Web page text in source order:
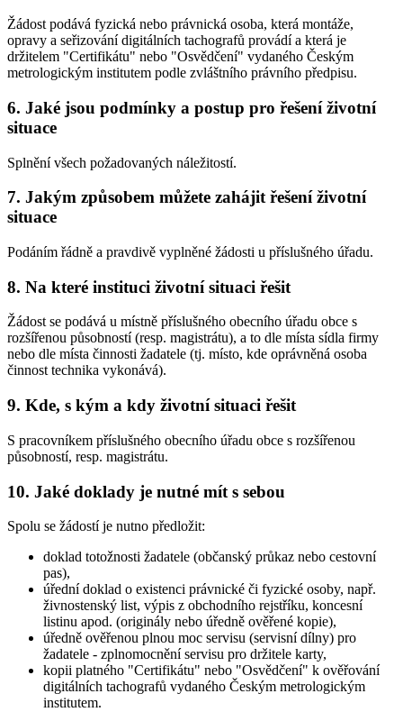
Žádost podává fyzická nebo právnická osoba, která montáže,
opravy a seřizování digitálních tachografů provádí a která je
držitelem "Certifikátu" nebo "Osvědčení" vydaného Českým
metrologickým institutem podle zvláštního právního předpisu.
6. Jaké jsou podmínky a postup pro řešení životní
situace
Splnění všech požadovaných náležitostí.
7. Jakým způsobem můžete zahájit řešení životní
situace
Podáním řádně a pravdivě vyplněné žádosti u příslušného úřadu.
8. Na které instituci životní situaci řešit
Žádost se podává u místně příslušného obecního úřadu obce s
rozšířenou působností (resp. magistrátu), a to dle místa sídla firmy
nebo dle místa činnosti žadatele (tj. místo, kde oprávněná osoba
činnost technika vykonává).
9. Kde, s kým a kdy životní situaci řešit
S pracovníkem příslušného obecního úřadu obce s rozšířenou
působností, resp. magistrátu.
10. Jaké doklady je nutné mít s sebou
Spolu se žádostí je nutno předložit:
doklad totožnosti žadatele (občanský průkaz nebo cestovní
pas),
úřední doklad o existenci právnické či fyzické osoby, např.
živnostenský list, výpis z obchodního rejstříku, koncesní
listinu apod. (originály nebo úředně ověřené kopie),
úředně ověřenou plnou moc servisu (servisní dílny) pro
žadatele - zplnomocnění servisu pro držitele karty,
kopii platného "Certifikátu" nebo "Osvědčení" k ověřování
digitálních tachografů vydaného Českým metrologickým
institutem.